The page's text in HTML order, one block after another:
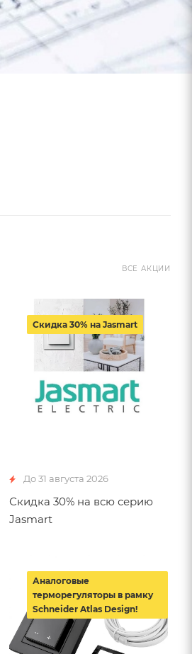
ВСЕ АКЦИИ
До 31 августа 2026
Скидка 30% на всю серию
Jasmart
Скидка 30% на Jasmart
Аналоговые
терморегуляторы в рамку
Schneider Atlas Design!